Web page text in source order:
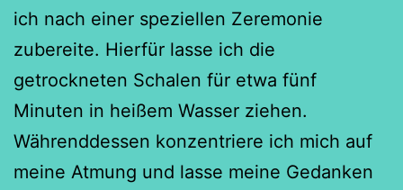
ich nach einer speziellen Zeremonie
zubereite. Hierfür lasse ich die
getrockneten Schalen für etwa fünf
Minuten in heißem Wasser ziehen.
Währenddessen konzentriere ich mich auf
meine Atmung und lasse meine Gedanken